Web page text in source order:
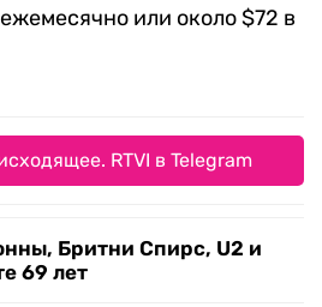
или около $72 в
RTVI в Telegram
Бритни Спирс, U2 и
69 лет